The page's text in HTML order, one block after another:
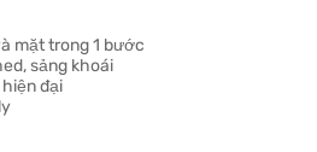
mặt trong 1 bước
sảng khoái
đại